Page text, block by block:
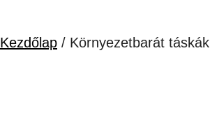
Kezdőlap / Környezetbarát táskák